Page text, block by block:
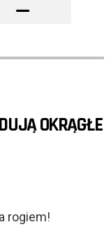
OKRĄGŁE
rogiem!